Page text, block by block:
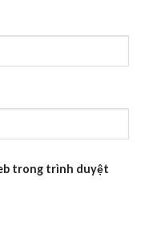
trong trình duyệt